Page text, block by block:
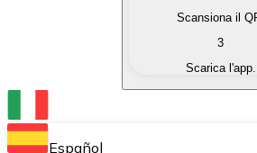
Converti le tue criptovalute in
Scambia una criptovaluta con
Conserva le tue cripto in un
Scansiona il
3
Scarica l'app.
Español